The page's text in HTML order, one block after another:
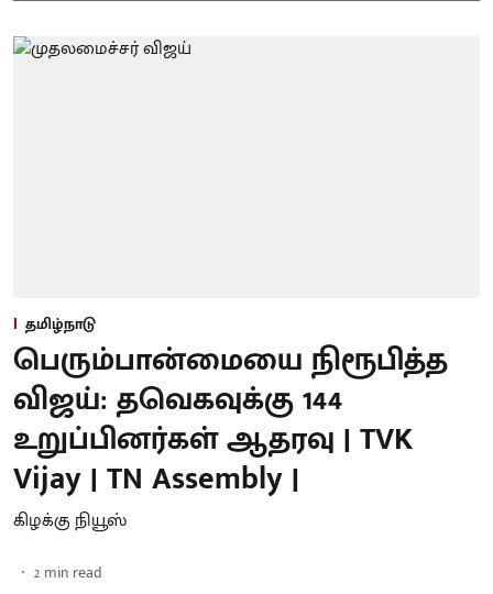
தமிழ்நாடு
பெரும்பான்மையை நிரூபித்த
விஜய்: தவெகவுக்கு 144
உறுப்பினர்கள் ஆதரவு | TVK
Vijay | TN Assembly |
கிழக்கு நியூஸ்
2 min read